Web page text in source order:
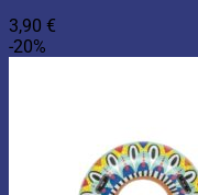
3,90 €
-20%